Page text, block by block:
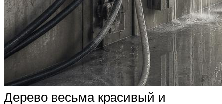
Дерево весьма красивый и